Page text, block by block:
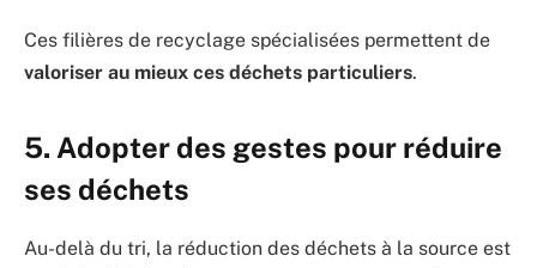
Ces filières de recyclage spécialisées permettent de
valoriser au mieux ces déchets particuliers.
5. Adopter des gestes pour réduire
ses déchets
Au-delà du tri, la réduction des déchets à la source est